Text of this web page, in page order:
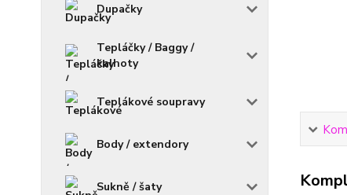
Dupačky
Tepláčky / Baggy /
kalhoty
Teplákové soupravy
Body / extendory
Sukně / šaty